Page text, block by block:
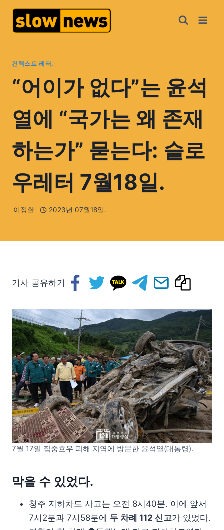
컨텍스트 레터.
“어이가 없다”는 윤석
열에 “국가는 왜 존재
하는가” 묻는다: 슬로
우레터 7월18일.
이정환 2023년 07월18일.
기사 공유하기
7월 17일 집중호우 피해 지역에 방문한 윤석열(대통령).
막을 수 있었다.
청주 지하차도 사고는 오전 8시40분. 이에 앞서
7시2분과 7시58분에 두 차례 112 신고가 있었다.